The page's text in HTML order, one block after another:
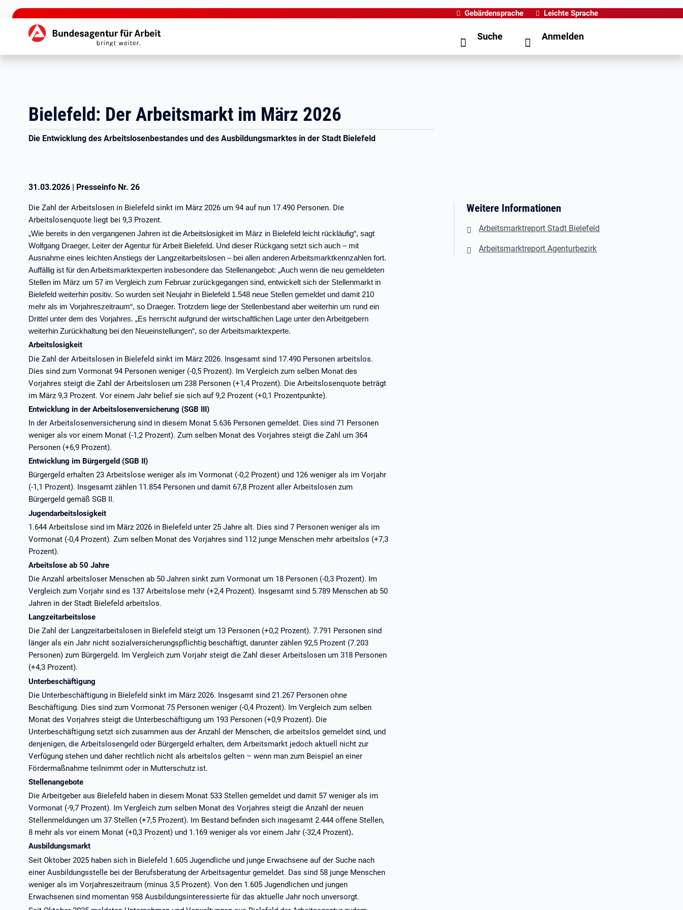
zu den Hauptinhalten springen
Gebärdensprache Leichte Sprache
Hauptnavigation Suche Anmelden
Bielefeld: Der Arbeitsmarkt im März 2026
Die Entwicklung des Arbeitslosenbestandes und des Ausbildungsmarktes in der Stadt Bielefeld
31.03.2026 | Presseinfo Nr. 26
Die Zahl der Arbeitslosen in Bielefeld sinkt im März 2026 um 94 auf nun 17.490 Personen. Die
Arbeitslosenquote liegt bei 9,3 Prozent.
„Wie bereits in den vergangenen Jahren ist die Arbeitslosigkeit im März in Bielefeld leicht rückläufig“, sagt
Wolfgang Draeger, Leiter der Agentur für Arbeit Bielefeld. Und dieser Rückgang setzt sich auch – mit
Ausnahme eines leichten Anstiegs der Langzeitarbeitslosen – bei allen anderen Arbeitsmarktkennzahlen fort.
Auffällig ist für den Arbeitsmarktexperten insbesondere das Stellenangebot: „Auch wenn die neu gemeldeten
Stellen im März um 57 im Vergleich zum Februar zurückgegangen sind, entwickelt sich der Stellenmarkt in
Bielefeld weiterhin positiv. So wurden seit Neujahr in Bielefeld 1.548 neue Stellen gemeldet und damit 210
mehr als im Vorjahreszeitraum“, so Draeger. Trotzdem liege der Stellenbestand aber weiterhin um rund ein
Drittel unter dem des Vorjahres. „Es herrscht aufgrund der wirtschaftlichen Lage unter den Arbeitgebern
weiterhin Zurückhaltung bei den Neueinstellungen“, so der Arbeitsmarktexperte.
Arbeitslosigkeit
Die Zahl der Arbeitslosen in Bielefeld sinkt im März 2026. Insgesamt sind 17.490 Personen arbeitslos.
Dies sind zum Vormonat 94 Personen weniger (-0,5 Prozent). Im Vergleich zum selben Monat des
Vorjahres steigt die Zahl der Arbeitslosen um 238 Personen (+1,4 Prozent). Die Arbeitslosenquote beträgt
im März 9,3 Prozent. Vor einem Jahr belief sie sich auf 9,2 Prozent (+0,1 Prozentpunkte).
Entwicklung in der Arbeitslosenversicherung (SGB III)
In der Arbeitslosenversicherung sind in diesem Monat 5.636 Personen gemeldet. Dies sind 71 Personen
weniger als vor einem Monat (-1,2 Prozent). Zum selben Monat des Vorjahres steigt die Zahl um 364
Personen (+6,9 Prozent).
Entwicklung im Bürgergeld (SGB II)
Bürgergeld erhalten 23 Arbeitslose weniger als im Vormonat (-0,2 Prozent) und 126 weniger als im Vorjahr
(-1,1 Prozent). Insgesamt zählen 11.854 Personen und damit 67,8 Prozent aller Arbeitslosen zum
Bürgergeld gemäß SGB II.
Jugendarbeitslosigkeit
1.644 Arbeitslose sind im März 2026 in Bielefeld unter 25 Jahre alt. Dies sind 7 Personen weniger als im
Vormonat (-0,4 Prozent). Zum selben Monat des Vorjahres sind 112 junge Menschen mehr arbeitslos (+7,3
Prozent).
Arbeitslose ab 50 Jahre
Die Anzahl arbeitsloser Menschen ab 50 Jahren sinkt zum Vormonat um 18 Personen (-0,3 Prozent). Im
Vergleich zum Vorjahr sind es 137 Arbeitslose mehr (+2,4 Prozent). Insgesamt sind 5.789 Menschen ab 50
Jahren in der Stadt Bielefeld arbeitslos.
Langzeitarbeitslose
Die Zahl der Langzeitarbeitslosen in Bielefeld steigt um 13 Personen (+0,2 Prozent). 7.791 Personen sind
länger als ein Jahr nicht sozialversicherungspflichtig beschäftigt, darunter zählen 92,5 Prozent (7.203
Personen) zum Bürgergeld. Im Vergleich zum Vorjahr steigt die Zahl dieser Arbeitslosen um 318 Personen
(+4,3 Prozent).
Unterbeschäftigung
Die Unterbeschäftigung in Bielefeld sinkt im März 2026. Insgesamt sind 21.267 Personen ohne
Beschäftigung. Dies sind zum Vormonat 75 Personen weniger (-0,4 Prozent). Im Vergleich zum selben
Monat des Vorjahres steigt die Unterbeschäftigung um 193 Personen (+0,9 Prozent). Die
Unterbeschäftigung setzt sich zusammen aus der Anzahl der Menschen, die arbeitslos gemeldet sind, und
denjenigen, die Arbeitslosengeld oder Bürgergeld erhalten, dem Arbeitsmarkt jedoch aktuell nicht zur
Verfügung stehen und daher rechtlich nicht als arbeitslos gelten – wenn man zum Beispiel an einer
Fördermaßnahme teilnimmt oder in Mutterschutz ist.
Stellenangebote
Die Arbeitgeber aus Bielefeld haben in diesem Monat 533 Stellen gemeldet und damit 57 weniger als im
Vormonat (-9,7 Prozent). Im Vergleich zum selben Monat des Vorjahres steigt die Anzahl der neuen
Stellenmeldungen um 37 Stellen (+7,5 Prozent). Im Bestand befinden sich insgesamt 2.444 offene Stellen,
8 mehr als vor einem Monat (+0,3 Prozent) und 1.169 weniger als vor einem Jahr (-32,4 Prozent).
Ausbildungsmarkt
Seit Oktober 2025 haben sich in Bielefeld 1.605 Jugendliche und junge Erwachsene auf der Suche nach
einer Ausbildungsstelle bei der Berufsberatung der Arbeitsagentur gemeldet. Das sind 58 junge Menschen
weniger als im Vorjahreszeitraum (minus 3,5 Prozent). Von den 1.605 Jugendlichen und jungen
Erwachsenen sind momentan 958 Ausbildungsinteressierte für das aktuelle Jahr noch unversorgt.
Weitere Informationen
Arbeitsmarktreport Stadt Bielefeld
Arbeitsmarktreport Agenturbezirk